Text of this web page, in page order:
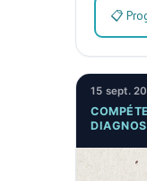
📋
15 sept.